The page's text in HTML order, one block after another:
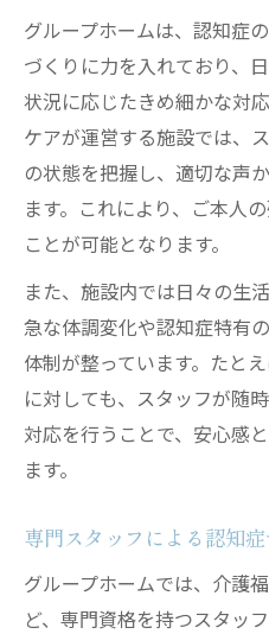
グループホームは、認知症
づくりに力を入れており、
状況に応じたきめ細かな対
ケアが運営する施設では、
の状態を把握し、適切な声
ます。これにより、ご本人
ことが可能となります。
また、施設内では日々の生
急な体調変化や認知症特有
体制が整っています。たと
に対しても、スタッフが随
対応を行うことで、安心感
ます。
専門スタッフによる認知
グループホームでは、介護
ど、専門資格を持つスタッ